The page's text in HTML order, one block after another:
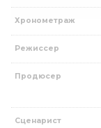
Хронометраж
Режиссер
Продюсер
Сценарист